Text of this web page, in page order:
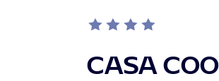
CASA